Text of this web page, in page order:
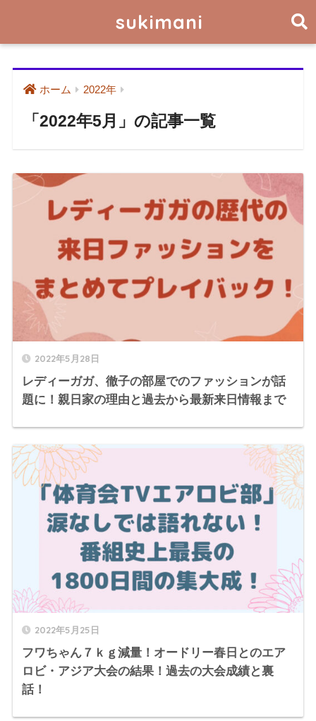
sukimani
ホーム 2022年
「2022年5月」の記事一覧
2022年5月28日
レディーガガ、徹子の部屋でのファッションが話
題に！親日家の理由と過去から最新来日情報まで
2022年5月25日
フワちゃん７ｋｇ減量！オードリー春日とのエア
ロビ・アジア大会の結果！過去の大会成績と裏
話！